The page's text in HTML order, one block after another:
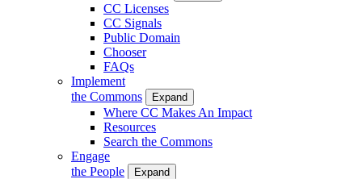
CC Licenses
CC Signals
Public Domain
Chooser
FAQs
Implement
the Commons
Expand
Where CC Makes An Impact
Resources
Search the Commons
Engage
the People
Expand